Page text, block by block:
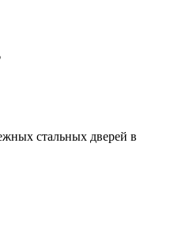
стальных дверей в